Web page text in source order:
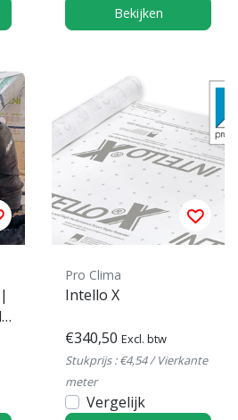
Bekijken
Pro Clima
Intello X
€340,50 Excl. btw
Stukprijs : €4,54 / Vierkante
meter
Vergelijk